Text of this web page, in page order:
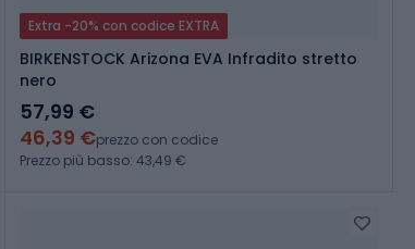
Extra -20% con codice EXTRA
BIRKENSTOCK Arizona EVA Infradito stretto
nero
57,99 €
46,39 €prezzo con codice
Prezzo più basso: 43,49 €